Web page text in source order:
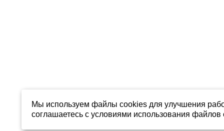
Мы используем файлы cookies для улучшения
соглашаетесь с условиями использования файлов